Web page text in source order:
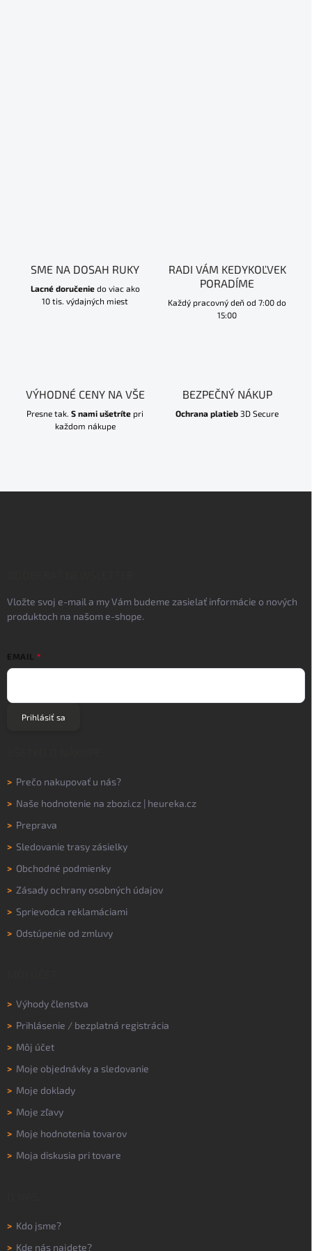
SME NA DOSAH RUKY
Lacné doručeniedo viac ako
10 tis. výdajných miest
RADI VÁM KEDYKOĽVEK
PORADÍME
Každý pracovný deň od 7:00 do
15:00
VÝHODNÉ CENY NA VŠE
Presne tak. S nami ušetríte pri
každom nákupe
BEZPEČNÝ NÁKUP
Ochrana platieb 3D Secure
Vložte svoj e-mail a my Vám budeme zasielať informácie o nových
produktoch na našom e-shope.
EMAIL
Prihlásiť sa
> Prečo nakupovať u nás?
> Naše hodnotenie na zbozi.cz | heureka.cz
> Preprava
> Sledovanie trasy zásielky
> Obchodné podmienky
> Zásady ochrany osobných údajov
> Sprievodca reklamáciami
> Odstúpenie od zmluvy
> Výhody členstva
> Prihlásenie / bezplatná registrácia
> Môj účet
> Moje objednávky a sledovanie
> Moje doklady
> Moje zľavy
> Moje hodnotenia tovarov
> Moja diskusia pri tovare
> Kdo jsme?
> Kde nás najdete?